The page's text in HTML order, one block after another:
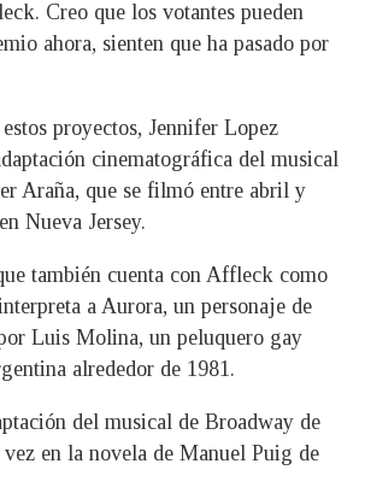
Creo que los votantes pueden
ahora, sienten que ha pasado por
proyectos, Jennifer Lopez
cinematográfica del musical
Araña, que se filmó entre abril y
Nueva Jersey.
también cuenta con Affleck como
a Aurora, un personaje de
Luis Molina, un peluquero gay
alrededor de 1981.
del musical de Broadway de
vez en la novela de Manuel Puig de